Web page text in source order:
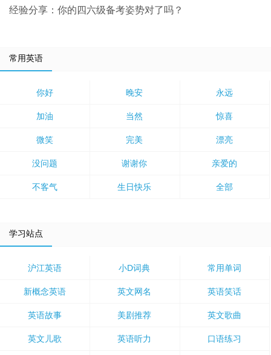
经验分享：你的四六级备考姿势对了吗？
常用英语
你好 晚安 永远
加油 当然 惊喜
微笑 完美 漂亮
没问题 谢谢你 亲爱的
不客气 生日快乐 全部
学习站点
沪江英语 小D词典 常用单词
新概念英语 英文网名 英语笑话
英语故事 美剧推荐 英文歌曲
英文儿歌 英语听力 口语练习